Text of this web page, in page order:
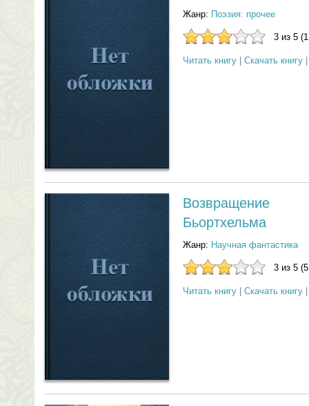
Жанр: Поэзия: прочее
3 из 5
Читать книгу Скачать книгу
Возвращение
Бьортхельма
Жанр: Научная фантастика
3 из 5
Читать книгу Скачать книгу